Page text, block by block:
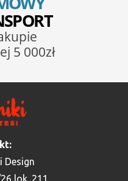
Design
lok. 211,